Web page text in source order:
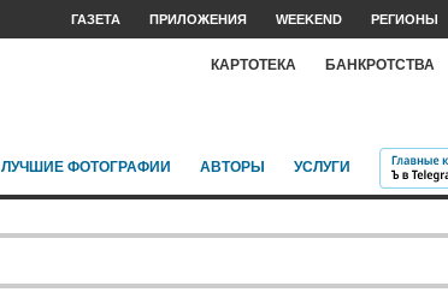
ГАЗЕТА ПРИЛОЖЕНИЯ WEEKEND РЕГИОНЫ
КАРТОТЕКА БАНКРОТСТВА
ЛУЧШИЕ ФОТОГРАФИИ АВТОРЫ УСЛУГИ